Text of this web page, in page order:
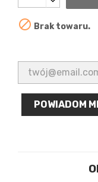
 Brak towaru.
POWIADOM